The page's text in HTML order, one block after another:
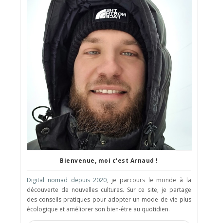
Bienvenue, moi c'est Arnaud !
Digital nomad depuis 2020, je parcours le monde à la
découverte de nouvelles cultures. Sur ce site, je partage
des conseils pratiques pour adopter un mode de vie plus
écologique et améliorer son bien-être au quotidien.